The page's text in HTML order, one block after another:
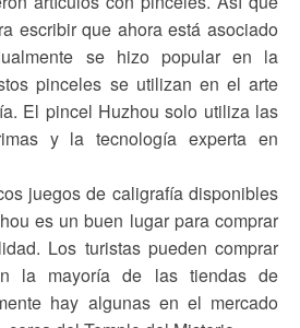
escribir que ahora está asociado
se hizo popular en la
pinceles se utilizan en el arte
El pincel Huzhou solo utiliza las
y la tecnología experta en
juegos de caligrafía disponibles
es un buen lugar para comprar
Los turistas pueden comprar
la mayoría de las tiendas de
hay algunas en el mercado